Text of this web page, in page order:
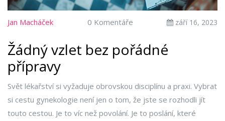
Jan Macháček 0 Komentáře září 16, 2023
Žádný vzlet bez pořádné
přípravy
Svět lékařství si vyžaduje obrovskou disciplínu a praxi. Vybrat
si cestu gynekologie není jen o tom, že jste se rozhodli jít
touto cestou. Je to víc než povolání. Je to poslání, které